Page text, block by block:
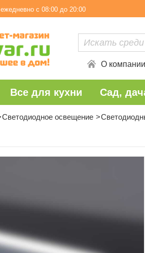
ежедневно с 08:00 до 20:00
О компании
Все для кухни Сад,
Светодиодное освещение